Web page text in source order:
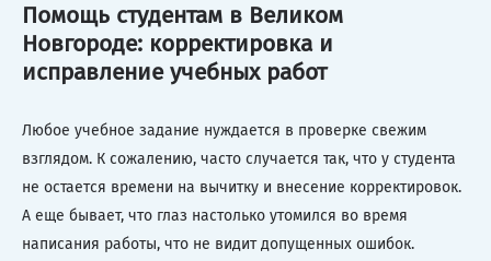
Помощь студентам в Великом
Новгороде: корректировка и
исправление учебных работ
Любое учебное задание нуждается в проверке свежим
взглядом. К сожалению, часто случается так, что у студента
не остается времени на вычитку и внесение корректировок.
А еще бывает, что глаз настолько утомился во время
написания работы, что не видит допущенных ошибок.